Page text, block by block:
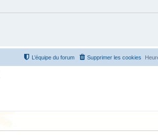
Supprimer les cookies
L’équipe du forum